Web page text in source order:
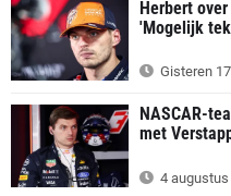
Herbert
'Mogelijk
Gisteren
NASCAR-
met
4